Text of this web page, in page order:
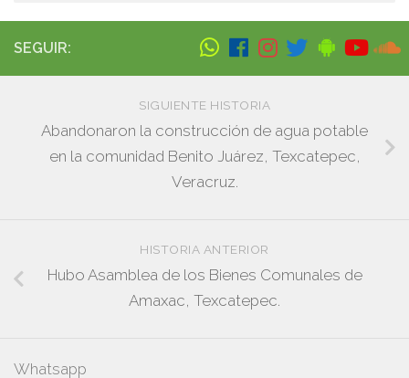
SEGUIR:
SIGUIENTE HISTORIA
Abandonaron la construcción de agua potable
en la comunidad Benito Juárez, Texcatepec,
Veracruz.
HISTORIA ANTERIOR
Hubo Asamblea de los Bienes Comunales de
Amaxac, Texcatepec.
Whatsapp